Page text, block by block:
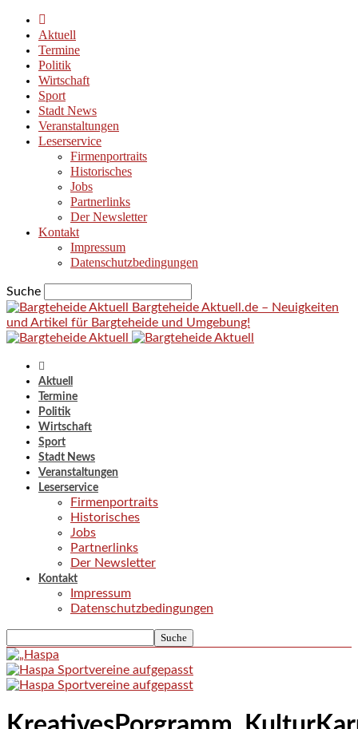
Aktuell
Termine
Politik
Wirtschaft
Sport
Stadt News
Veranstaltungen
Leserservice
Firmenportraits
Historisches
Jobs
Partnerlinks
Der Newsletter
Kontakt
Impressum
Datenschutzbedingungen
Suche
Bargteheide Aktuell.de – Neuigkeiten
und Artikel für Bargteheide und Umgebung!
Aktuell
Termine
Politik
Wirtschaft
Sport
Stadt News
Veranstaltungen
Leserservice
Firmenportraits
Historisches
Jobs
Partnerlinks
Der Newsletter
Kontakt
Impressum
Datenschutzbedingungen